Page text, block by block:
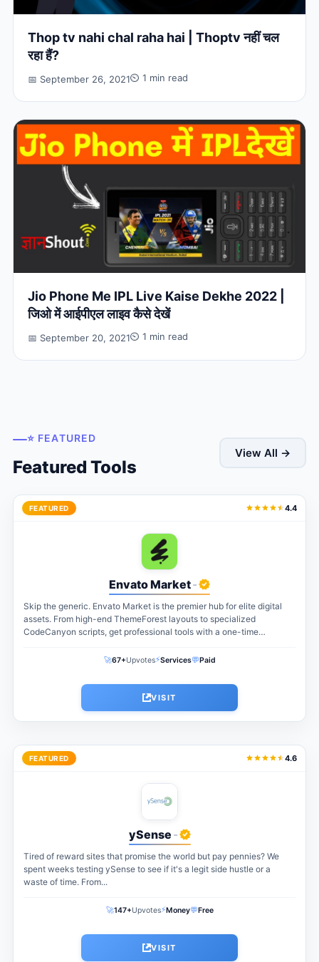
Thop tv nahi chal raha hai | Thoptv नहीं चल
रहा हैं?
📅 September 26, 2021⏲ 1 min read
Jio Phone Me IPL Live Kaise Dekhe 2022 |
जिओ में आईपीएल लाइव कैसे देखें
📅 September 20, 2021⏲ 1 min read
⭐ FEATURED
Featured Tools
View All →
FEATURED 4.4
Envato Market-
Skip the generic. Envato Market is the premier hub for elite digital
assets. From high-end ThemeForest layouts to specialized
CodeCanyon scripts, get professional tools with a one-time
🚀67+Upvotes⚡Services💬Paid
VISIT
FEATURED 4.6
ySense -
Tired of reward sites that promise the world but pay pennies? We
spent weeks testing ySense to see if it's a legit side hustle or a
waste of time. From...
🚀147+Upvotes⚡Money💬Free
VISIT